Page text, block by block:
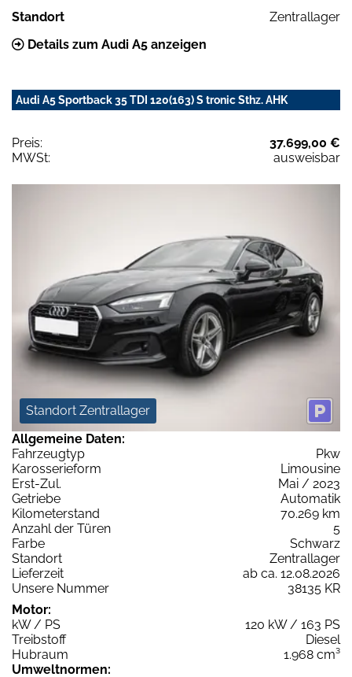
Standort
Zentrallager
Details zum Audi A5 anzeigen
Audi A5 Sportback 35 TDI 120(163) S tronic Sthz. AHK
Preis:
37.699,00 €
MWSt:
ausweisbar
Standort Zentrallager
Allgemeine Daten:
Fahrzeugtyp
Pkw
Karosserieform
Limousine
Erst-Zul.
Mai / 2023
Getriebe
Automatik
Kilometerstand
70.269 km
Anzahl der Türen
5
Farbe
Schwarz
Standort
Zentrallager
Lieferzeit
ab ca. 12.08.2026
Unsere Nummer
38135 KR
Motor:
kW / PS
120 kW / 163 PS
Treibstoff
Diesel
Hubraum
1.968 cm³
Umweltnormen: